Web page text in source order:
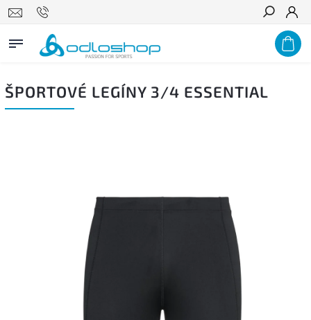
Hľadať
ŠPORTOVÉ LEGÍNY 3/4 ESSENTIAL